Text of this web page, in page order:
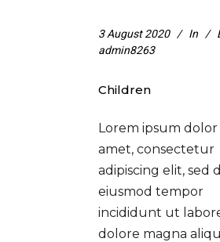
3 August 2020 In
admin8263
Children
Lorem ipsum dolor
amet, consectetur
adipiscing elit, sed
eiusmod tempor
incididunt ut
dolore magna